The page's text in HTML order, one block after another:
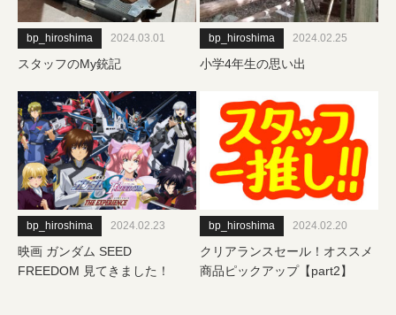
bp_hiroshima 2024.03.01
スタッフのMy銃記
bp_hiroshima 2024.02.25
小学4年生の思い出
bp_hiroshima 2024.02.23
映画 ガンダム SEED
FREEDOM 見てきました！
bp_hiroshima 2024.02.20
クリアランスセール！オススメ
商品ピックアップ【part2】